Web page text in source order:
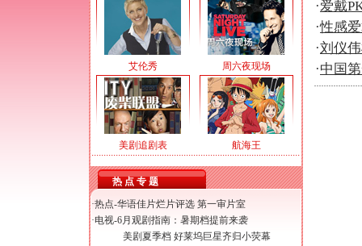
艾伦秀 周六夜现场
美剧追剧表 航海王
热 点 专 题
·热点-华语佳片烂片评选 第一审片室
·电视-6月观剧指南：暑期档提前来袭
美剧夏季档 好莱坞巨星齐归小荧幕
·爱戴
·性感
·刘仪
·中国